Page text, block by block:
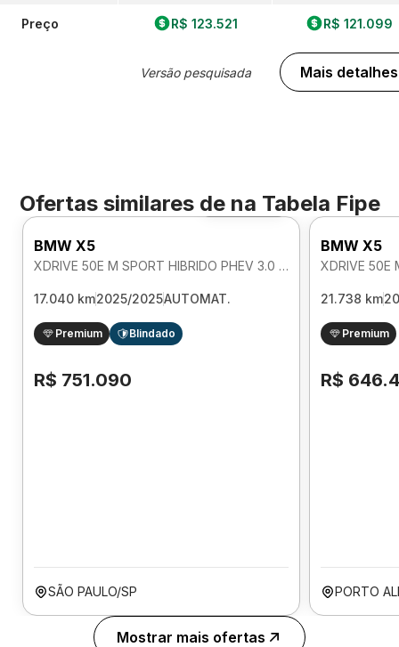
Preço R$ 123.521
Versão pesquisada
R$ 121.099
Mais detalhes
Ofertas similares de na Tabela Fipe
Foto 360º
BMW X5
XDRIVE 50E M SPORT HIBRIDO PHEV 3.0 AUTOMATICO
17.040 km2025/2025AUTOMAT.
Premium Blindado
R$ 751.090
SÃO PAULO/SP
BMW X5
21.738 km
Premium
R$
PORTO
Mostrar mais ofertas